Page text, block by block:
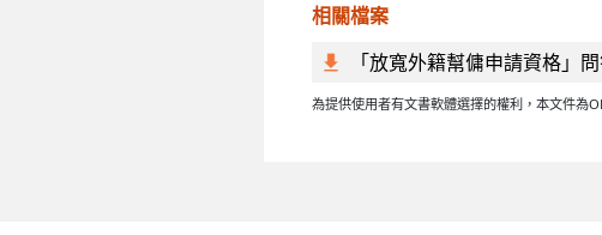
相關檔案
「放寬外籍幫傭申請資格」
為提供使用者有文書軟體選擇的權利，本文件